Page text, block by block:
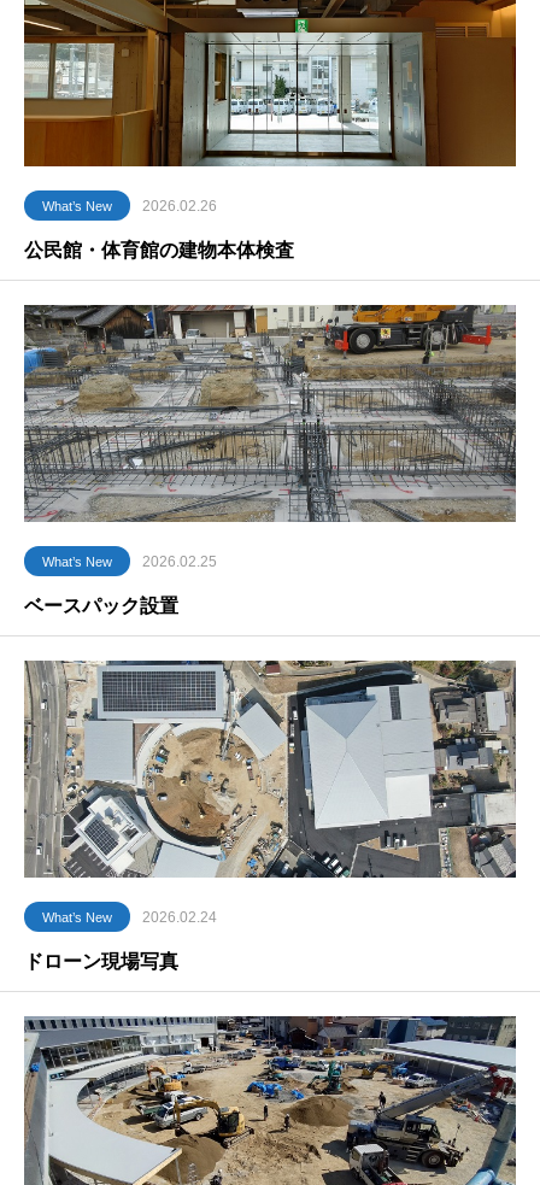
What’s New 2026.02.26
公民館・体育館の建物本体検査
What’s New 2026.02.25
ベースパック設置
What’s New 2026.02.24
ドローン現場写真